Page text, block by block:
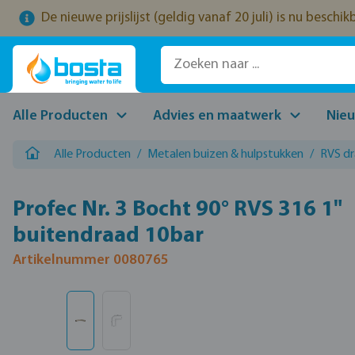
de hoofdinhoud
Ga naar de zoekopdracht
Ga naar de hoofdnavigatie
De nieuwe prijslijst (geldig vanaf 20 juli) is nu
Alle Producten Advies en maatwerk
Alle Producten / Metalen buizen & hulpstukken / RVS
Profec Nr. 3 Bocht 90° RVS 316 1"
buitendraad 10bar
Artikelnummer 0080765